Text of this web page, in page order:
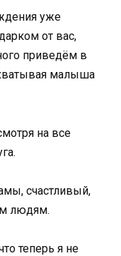
уже
от вас,
приведём в
малыша
на все
счастливый,
людям.
теперь я не